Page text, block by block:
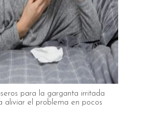
para la garganta irritada
aliviar el problema en pocos